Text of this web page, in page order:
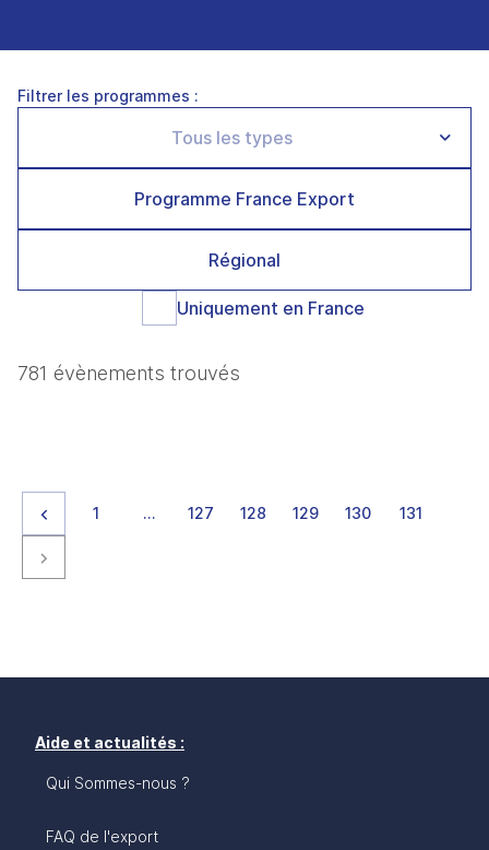
Filtrer les programmes :
Programme France Export
Régional
Uniquement en France
781 évènements trouvés
Page précédente
page
1 … page
127 page
128 page
129 page
130 page
131
Aide et actualités :
Qui Sommes-nous ?
FAQ de l'export